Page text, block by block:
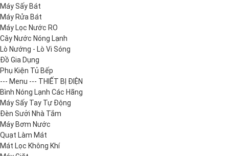
Máy Sấy Bát
Máy Rửa Bát
Máy Lọc Nước RO
Cây Nước Nóng Lạnh
Lò Nướng - Lò Vi Sóng
Đồ Gia Dụng
Phụ Kiện Tủ Bếp
--- Menu --- THIẾT BỊ ĐIỆN
Bình Nóng Lạnh Các Hãng
Máy Sấy Tay Tự Động
Đèn Sưởi Nhà Tắm
Máy Bơm Nước
Quạt Làm Mát
Mát Lọc Không Khí